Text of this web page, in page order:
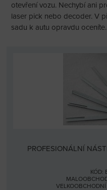
otevření vozu. Nechybí ani
laser pick nebo decoder. V
sadu k autu opravdu oceníte.
PROFESIONÁLNÍ
KÓD: